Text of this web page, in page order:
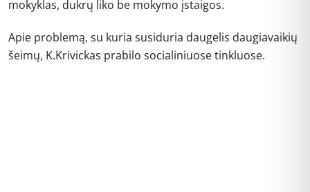
mokyklas, dukrų liko be mokymo įstaigos.
Apie problemą, su kuria susiduria daugelis daugiavaikių
šeimų, K.Krivickas prabilo socialiniuose tinkluose.